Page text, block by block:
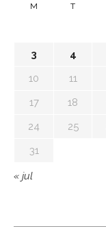
M T
3
4
10
11
17
18
24
25
31
« jul